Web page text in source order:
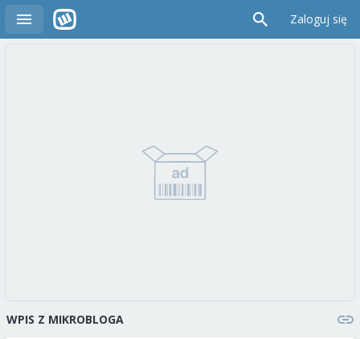
Zaloguj się
WPIS Z MIKROBLOGA